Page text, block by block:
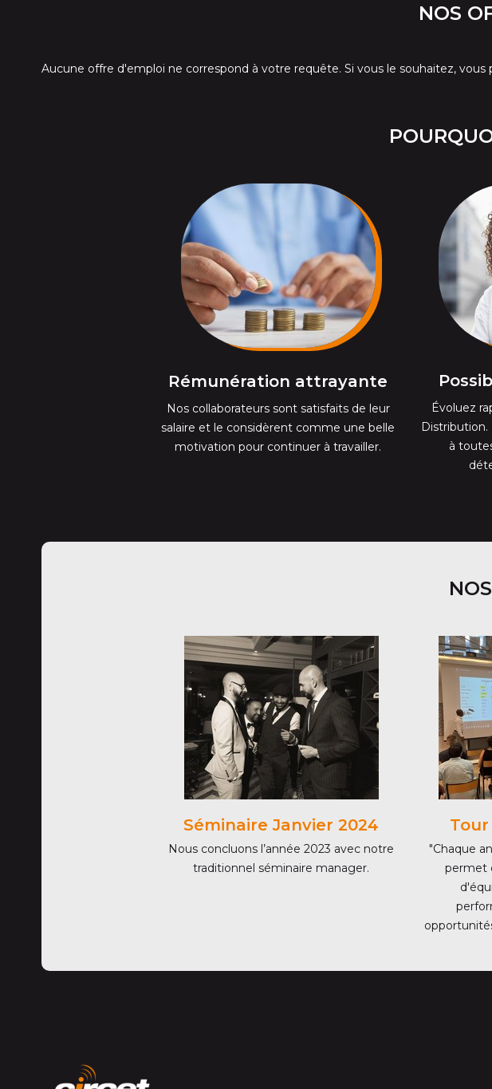
NOS
Aucune offre d'emploi ne correspond à votre requête. Si vous le souhaitez, vous
Rémunération attrayante
Nos collaborateurs sont satisfaits de leur
salaire et le considèrent comme une belle
motivation pour continuer à travailler.
Évoluez
à
Séminaire Janvier 2024
Nous concluons l’année 2023 avec notre
traditionnel séminaire manager.
"Chaque
permet